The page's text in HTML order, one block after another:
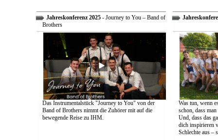
Jahreskonferenz 2025- Journey to You – Band of
Brothers
Das Instrumentalstück "Journey to You" von der
Band of Brothers nimmt die Zuhörer mit auf die
bewegende Reise zu IHM.
Was tun, wenn
schon, dass
Und, dass das
dich inspirieren
Schlechte aus –